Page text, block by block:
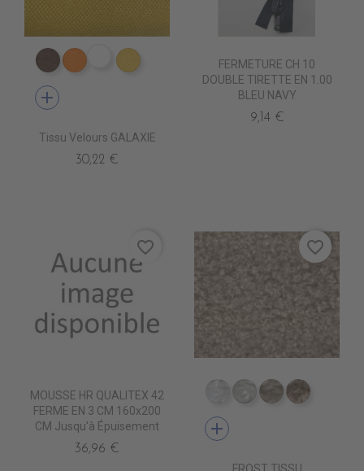
ES1802 MARRON
ES1804 ORANGE
ES1809 VIOLET epuisem
ES1824 JAUNE
add
Tissu Velours GALAXIE
30,22 €
FERMETURE CH 10
DOUBLE TIRETTE EN 1.00
BLEU NAVY
9,14 €
MOUSSE HR QUALITEX 42
FERME EN 3 CM 160x200
CM Jusqu'à Épuisement
36,96 €
favorite_border
TA5300 BLANC
TA5301 CREME
TA5302 LIN
TA5303
add
favorite_border